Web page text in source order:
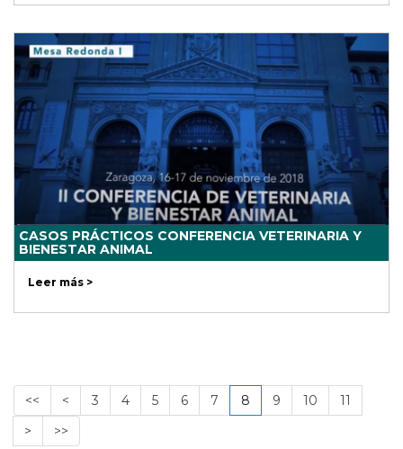
CASOS PRÁCTICOS CONFERENCIA VETERINARIA Y
BIENESTAR ANIMAL
Leer más >
<< < 3 4 5 6 7 8 9 10
11
>
>>